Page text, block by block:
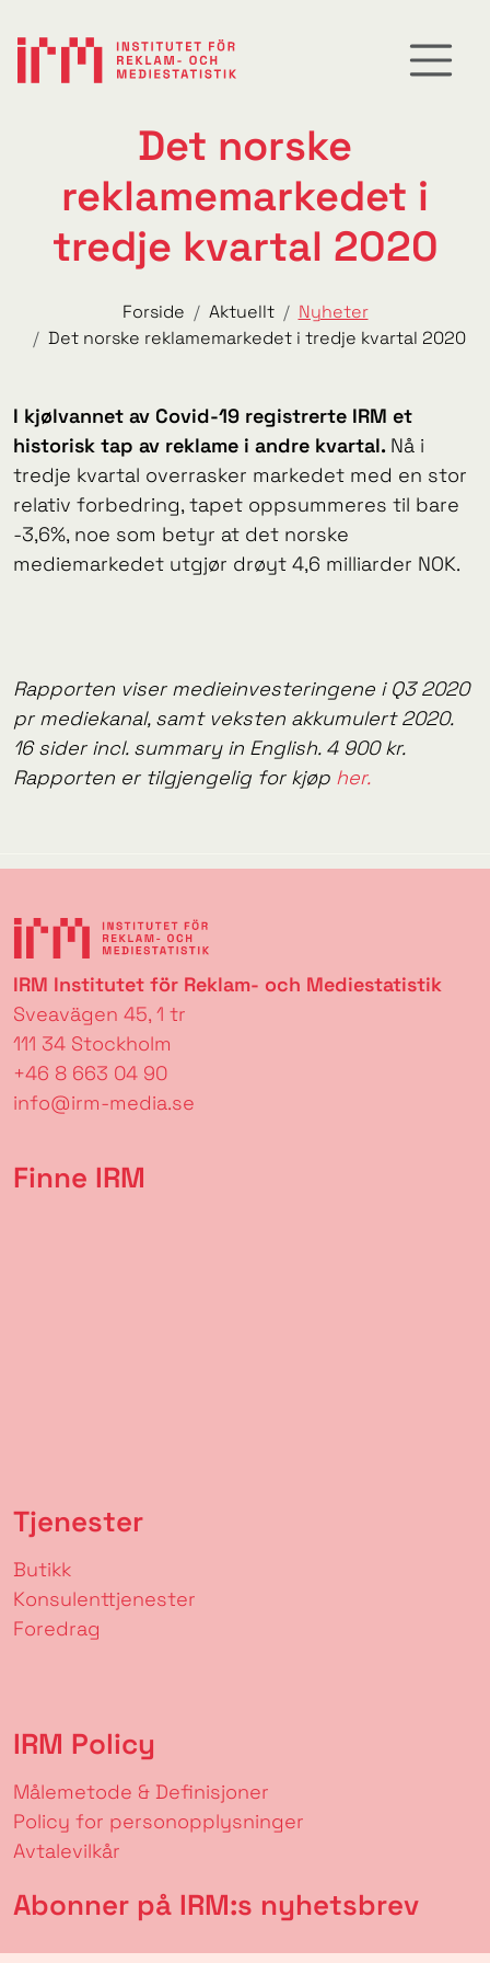
Det norske
reklamemarkedet i
tredje kvartal 2020
Forside Aktuellt
Nyheter
Det norske reklamemarkedet i tredje kvartal 2020
I kjølvannet av Covid-19 registrerte IRM et
historisk tap av reklame i andre kvartal. Nå i
tredje kvartal overrasker markedet med en stor
relativ forbedring, tapet oppsummeres til bare
-3,6%, noe som betyr at det norske
mediemarkedet utgjør drøyt 4,6 milliarder NOK.
Rapporten viser medieinvesteringene i Q3 2020
pr mediekanal, samt veksten akkumulert 2020.
16 sider incl. summary in English. 4 900 kr.
Rapporten er tilgjengelig for kjøp her.
IRM Institutet för Reklam- och Mediestatistik
Sveavägen 45, 1 tr
111 34 Stockholm
+46 8 663 04 90
info@irm-media.se
Finne IRM
Tjenester
Butikk
Konsulenttjenester
Foredrag
IRM Policy
Målemetode & Definisjoner
Policy for personopplysninger
Avtalevilkår
Abonner på IRM:s nyhetsbrev